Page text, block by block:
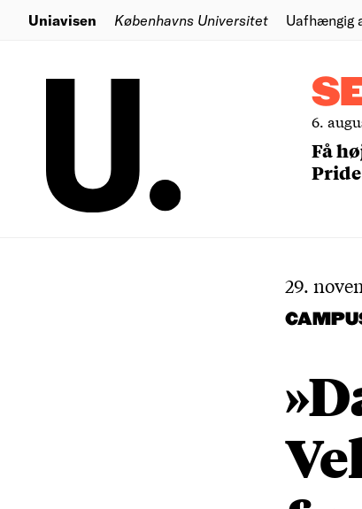
Uniavisen Københavns Universitet Uafhængig
6.
Få
Pride
29.